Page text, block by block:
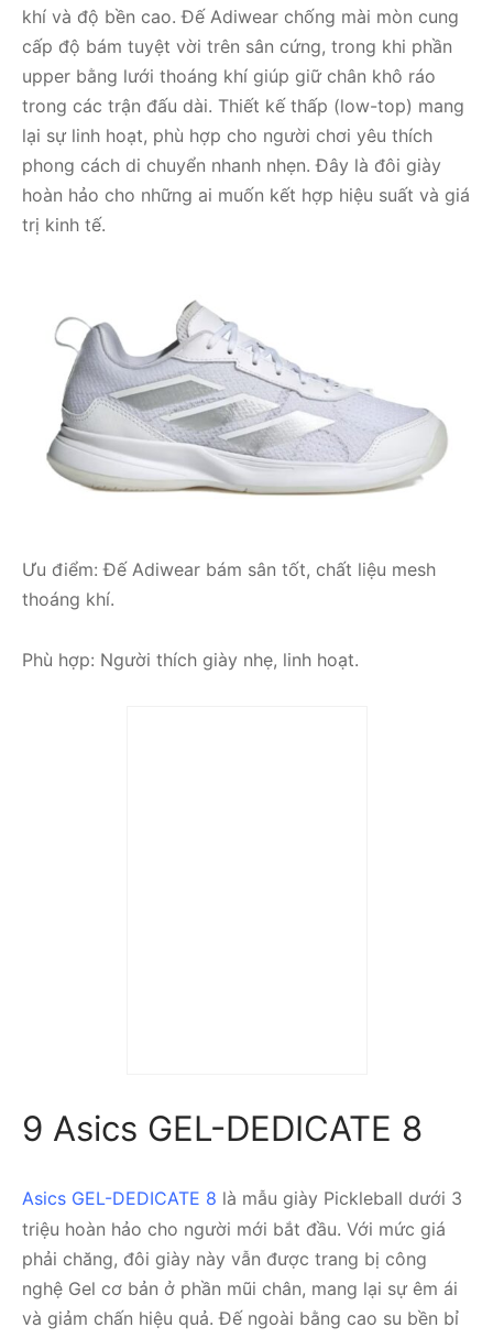
khí và độ bền cao. Đế Adiwear chống mài mòn cung
cấp độ bám tuyệt vời trên sân cứng, trong khi phần
upper bằng lưới thoáng khí giúp giữ chân khô ráo
trong các trận đấu dài. Thiết kế thấp (low-top) mang
lại sự linh hoạt, phù hợp cho người chơi yêu thích
phong cách di chuyển nhanh nhẹn. Đây là đôi giày
hoàn hảo cho những ai muốn kết hợp hiệu suất và giá
trị kinh tế.
Ưu điểm: Đế Adiwear bám sân tốt, chất liệu mesh
thoáng khí.
Phù hợp: Người thích giày nhẹ, linh hoạt.
9 Asics GEL-DEDICATE 8
Asics GEL-DEDICATE 8 là mẫu giày Pickleball dưới 3
triệu hoàn hảo cho người mới bắt đầu. Với mức giá
phải chăng, đôi giày này vẫn được trang bị công
nghệ Gel cơ bản ở phần mũi chân, mang lại sự êm ái
và giảm chấn hiệu quả. Đế ngoài bằng cao su bền bỉ